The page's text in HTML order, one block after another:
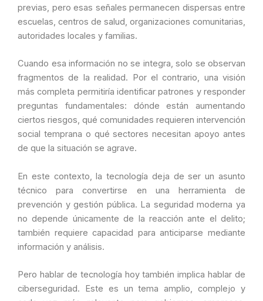
previas, pero esas señales permanecen dispersas entre
escuelas, centros de salud, organizaciones comunitarias,
autoridades locales y familias.
Cuando esa información no se integra, solo se observan
fragmentos de la realidad. Por el contrario, una visión
más completa permitiría identificar patrones y responder
preguntas fundamentales: dónde están aumentando
ciertos riesgos, qué comunidades requieren intervención
social temprana o qué sectores necesitan apoyo antes
de que la situación se agrave.
En este contexto, la tecnología deja de ser un asunto
técnico para convertirse en una herramienta de
prevención y gestión pública. La seguridad moderna ya
no depende únicamente de la reacción ante el delito;
también requiere capacidad para anticiparse mediante
información y análisis.
Pero hablar de tecnología hoy también implica hablar de
ciberseguridad. Este es un tema amplio, complejo y